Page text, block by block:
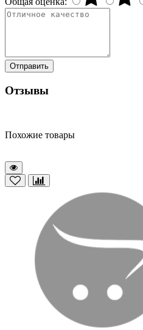
Отправить
Отзывы
Похожие товары